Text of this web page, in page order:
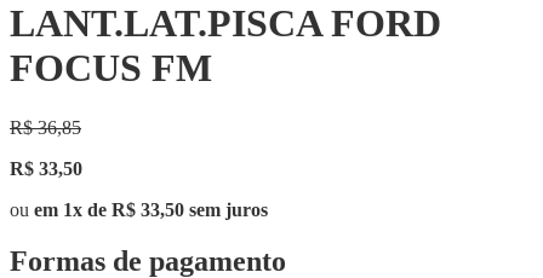
LANT.LAT.PISCA FORD
FOCUS FM
R$ 36,85
R$ 33,50
ou em 1x de R$ 33,50 sem juros
Formas de pagamento